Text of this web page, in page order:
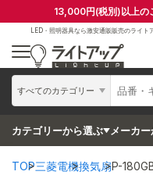
13,000円(税別)以上の
LED・照明器具なら激安通販販売のライト
すべてのカテゴリー
カテゴリーから選ぶ メーカ
TOP三菱電機換気扇P-